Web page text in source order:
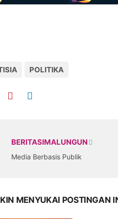
POLITIKA
BERITASIMALUNGUN
Media Berbasis Publik
MENYUKAI POSTINGAN